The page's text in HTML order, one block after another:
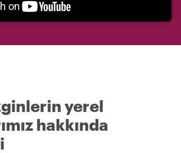
yerel
hakkında